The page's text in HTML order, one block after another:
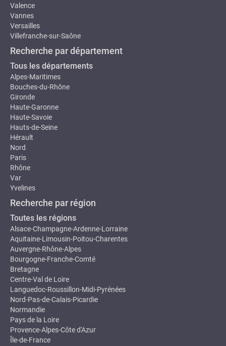
Valence
Vannes
Versailles
Villefranche-sur-Saône
Recherche par département
Tous les départements
Alpes-Maritimes
Bouches-du-Rhône
Gironde
Haute-Garonne
Haute-Savoie
Hauts-de-Seine
Hérault
Nord
Paris
Rhône
Var
Yvelines
Recherche par région
Toutes les régions
Alsace-Champagne-Ardenne-Lorraine
Aquitaine-Limousin-Poitou-Charentes
Auvergne-Rhône-Alpes
Bourgogne-Franche-Comté
Bretagne
Centre-Val de Loire
Languedoc-Roussillon-Midi-Pyrénées
Nord-Pas-de-Calais-Picardie
Normandie
Pays de la Loire
Provence-Alpes-Côte d'Azur
Île-de-France